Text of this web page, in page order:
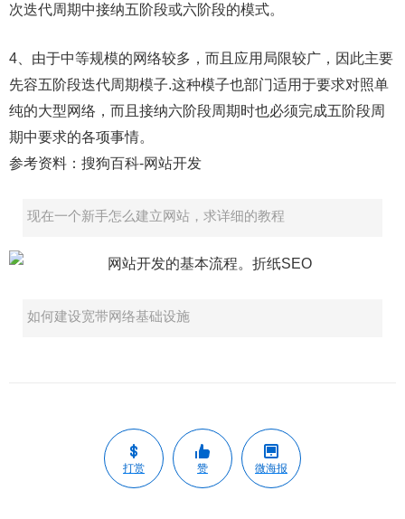
次迭代周期中接纳五阶段或六阶段的模式。
4、由于中等规模的网络较多，而且应用局限较广，因此主要
先容五阶段迭代周期模子.这种模子也部门适用于要求对照单
纯的大型网络，而且接纳六阶段周期时也必须完成五阶段周
期中要求的各项事情。
参考资料：搜狗百科-网站开发
现在一个新手怎么建立网站，求详细的教程
如何建设宽带网络基础设施
打赏 赞 微海报